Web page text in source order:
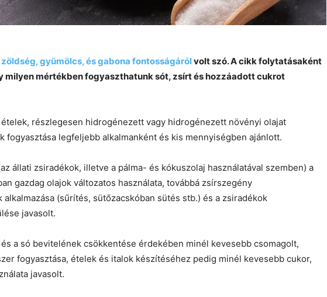
zöldség, gyümölcs, és gabona fontosságárólvolt szó. A cikk folytatásaként
milyen mértékben fogyaszthatunk sót, zsírt és hozzáadott cukrot
részlegesen hidrogénezett vagy hidrogénezett növényi olajat
fogyasztása legfeljebb alkalmanként és kis mennyiségben ajánlott.
állati zsiradékok, illetve a pálma- és kókuszolaj használatával szemben) a
gazdag olajok változatos használata, továbbá zsírszegény
alkalmazása (sűrítés, sütőzacskóban sütés stb.) és a zsiradékok
javasolt.
és a só bevitelének csökkentése érdekében minél kevesebb csomagolt,
fogyasztása, ételek és italok készítéséhez pedig minél kevesebb cukor,
javasolt.